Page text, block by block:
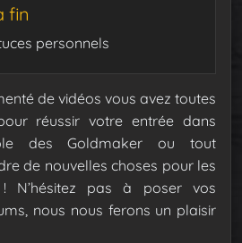
fin
personnels
de vidéos vous avez toutes
réussir votre entrée dans
des Goldmaker ou tout
de nouvelles choses pour les
N’hésitez pas à poser vos
nous nous ferons un plaisir